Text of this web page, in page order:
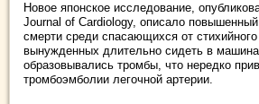
Новое японское исследование,
Journal of Cardiology, описало повышенный
смерти среди спасающихся от
вынужденных длительно сидеть в
образовывались тромбы, что нередко
тромбоэмболии легочной артерии.